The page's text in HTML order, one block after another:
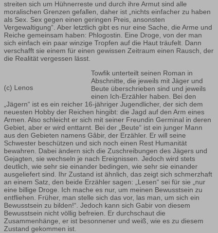
streiten sich um Hühnerreste und durch ihre Armut sind alle
moralischen Grenzen gefallen, daher ist „nichts einfacher zu haben
als Sex. Sex gegen einen geringen Preis, ansonsten
Vergewaltigung“. Aber letztlich gibt es nur eine Sache, die Arme und
Reiche gemeinsam haben: Phlogostin. Eine Droge, von der man
sich einfach ein paar winzige Tropfen auf die Haut träufelt. Dann
verschafft sie einem für einen gewissen Zeitraum einen Rausch, der
die Realität vergessen lässt.
(c) Lenos
Towfik unterteilt seinen Roman in
Abschnitte, die jeweils mit Jäger und
Beute überschrieben sind und jeweils
einen Ich-Erzähler haben. Bei den
„Jägern“ ist es ein reicher 16-jähriger Jugendlicher, der sich dem
neuesten Hobby der Reichen hingibt: die Jagd auf den Arm eines
Armen. Also schleicht er sich mit seiner Freundin Germinal in deren
Gebiet, aber er wird enttarnt. Bei der „Beute“ ist ein junger Mann
aus den Gebieten namens Gâbir, der Erzähler. Er will seine
Schwester beschützen und sich noch einen Rest Humanität
bewahren. Dabei ändern sich die Zuschreibungen des Jägers und
Gejagten, sie wechseln je nach Ereignissen. Jedoch wird stets
deutlich, wie sehr sie einander bedingen, wie sehr sie einander
ausgeliefert sind. Ihr Zustand ist ähnlich, das zeigt sich schmerzhaft
an einem Satz, den beide Erzähler sagen: „Lesen“ sei für sie „nur
eine billige Droge. Ich mache es nur, um meinen Bewusstsein zu
entfliehen. Früher, man stelle sich das vor, las man, um sich ein
Bewusstsein zu bilden!“. Jedoch kann sich Gabir von diesem
Bewusstsein nicht völlig befreien. Er durchschaut die
Zusammenhänge, er ist besonnener und weiß, wie es zu diesem
Zustand gekommen ist.